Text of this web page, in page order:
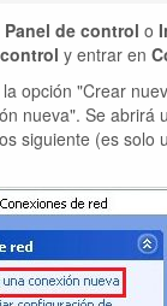
de control o
y entrar en
opción "Crear
nueva". Se abrirá
siguiente (es solo